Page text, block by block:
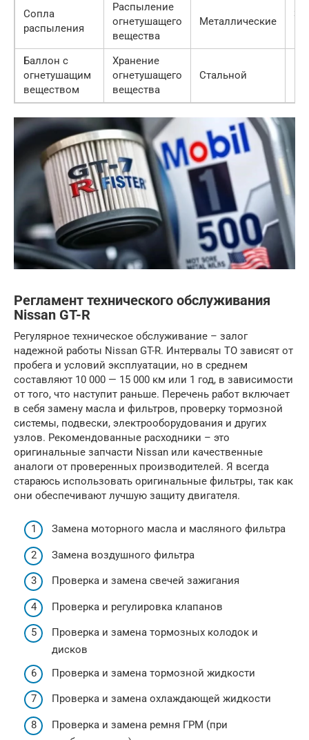
Сопла
распыления
Распыление
огнетушащего
вещества
Металлические
Баллон с
огнетушащим
веществом
Хранение
огнетушащего
вещества
Стальной
Регламент технического обслуживания
Nissan GT-R
Регулярное техническое обслуживание – залог
надежной работы Nissan GT-R. Интервалы ТО зависят от
пробега и условий эксплуатации, но в среднем
составляют 10 000 — 15 000 км или 1 год, в зависимости
от того, что наступит раньше. Перечень работ включает
в себя замену масла и фильтров, проверку тормозной
системы, подвески, электрооборудования и других
узлов. Рекомендованные расходники – это
оригинальные запчасти Nissan или качественные
аналоги от проверенных производителей. Я всегда
стараюсь использовать оригинальные фильтры, так как
они обеспечивают лучшую защиту двигателя.
Замена моторного масла и масляного фильтра
Замена воздушного фильтра
Проверка и замена свечей зажигания
Проверка и регулировка клапанов
Проверка и замена тормозных колодок и
дисков
Проверка и замена тормозной жидкости
Проверка и замена охлаждающей жидкости
Проверка и замена ремня ГРМ (при